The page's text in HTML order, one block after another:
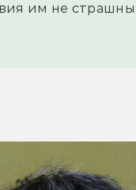
им не страшны.